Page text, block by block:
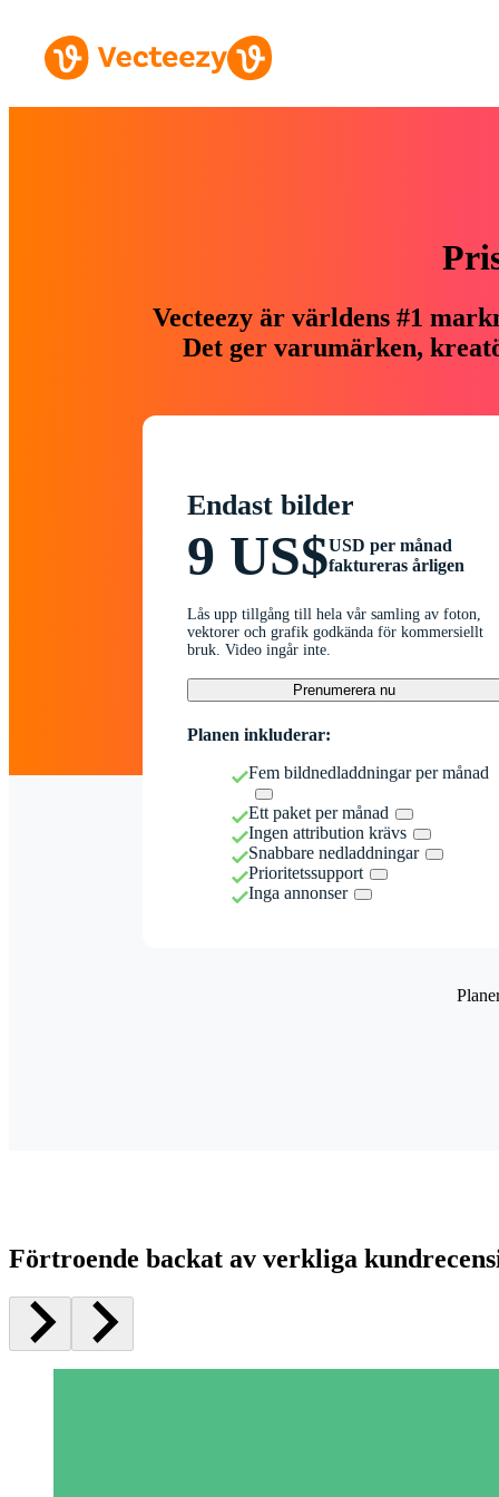
Vecteezy är världens #1
Det ger varumärken,
Endast bilder
9 US$USD per månad
faktureras årligen
Lås upp tillgång till hela vår samling av foton,
vektorer och grafik godkända för kommersiellt
bruk. Video ingår inte.
Prenumerera nu
Planen inkluderar:
Fem bildnedladdningar per månad
Ett paket per månad
Ingen attribution krävs
Snabbare nedladdningar
Prioritetssupport
Inga annonser
Förtroende backat av verkliga